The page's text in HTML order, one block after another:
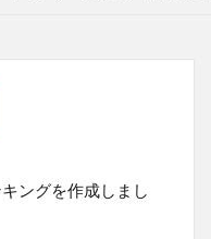
ングを作成しまし